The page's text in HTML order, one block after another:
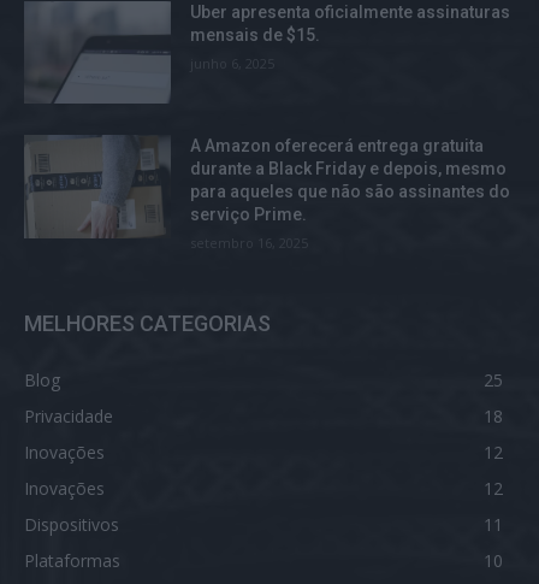
Uber apresenta oficialmente assinaturas
mensais de $15.
junho 6, 2025
A Amazon oferecerá entrega gratuita
durante a Black Friday e depois, mesmo
para aqueles que não são assinantes do
serviço Prime.
setembro 16, 2025
MELHORES CATEGORIAS
Blog
25
Privacidade
18
Inovações
12
Inovações
12
Dispositivos
11
Plataformas
10